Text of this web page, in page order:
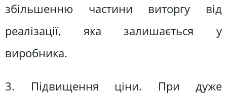
збільшенню частини виторгу від
реалізації, яка залишається у
виробника.
3. Підвищення ціни. При дуже